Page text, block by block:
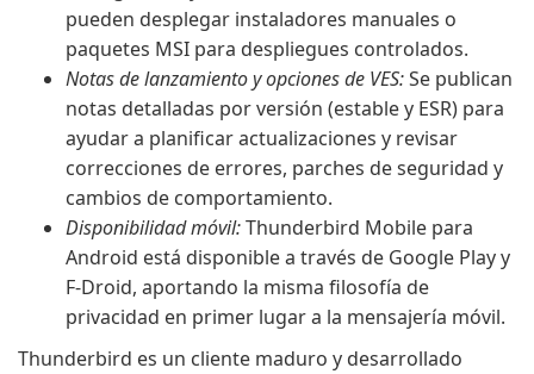
pueden desplegar instaladores manuales o
paquetes MSI para despliegues controlados.
Notas de lanzamiento y opciones de VES:Se publican
notas detalladas por versión (estable y ESR) para
ayudar a planificar actualizaciones y revisar
correcciones de errores, parches de seguridad y
cambios de comportamiento.
Disponibilidad móvil:Thunderbird Mobile para
Android está disponible a través de Google Play y
F-Droid, aportando la misma filosofía de
privacidad en primer lugar a la mensajería móvil.
Thunderbird es un cliente maduro y desarrollado